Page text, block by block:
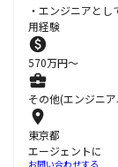
・エンジニアと
用経験
570万円〜
その他(エンジニ
東京都
エージェントに
お問い合わせする